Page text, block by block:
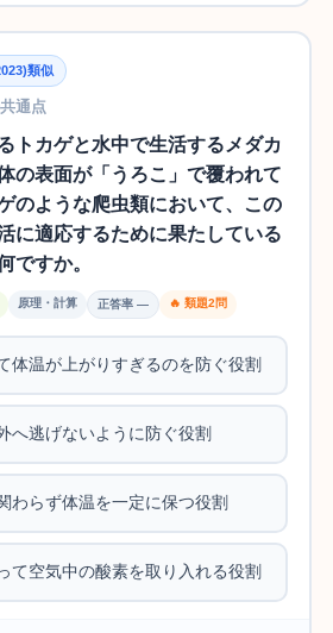
類似
通点
トカゲと水中で生活するメダカ
の表面が「うろこ」で覆われて
のような爬虫類において、この
に適応するために果たしている
ですか。
原理・計算 正答率 — 🔥 類題2問
体温が上がりすぎるのを防ぐ役割
へ逃げないように防ぐ役割
わらず体温を一定に保つ役割
て空気中の酸素を取り入れる役割